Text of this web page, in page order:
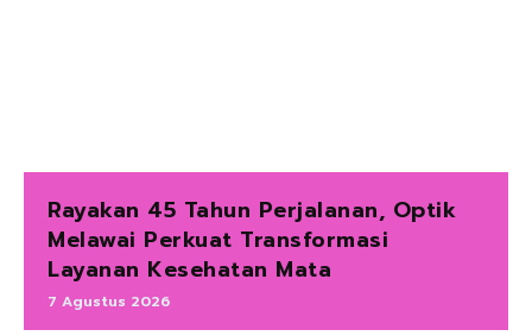
Rayakan 45 Tahun Perjalanan, Optik
Melawai Perkuat Transformasi
Layanan Kesehatan Mata
7 Agustus 2026